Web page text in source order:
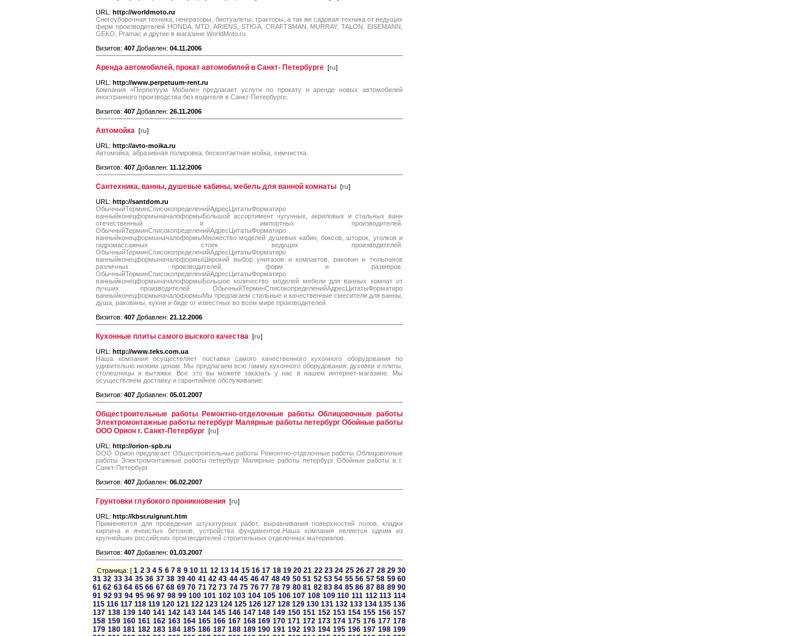
URL: http://worldmoto.ru
Снегоуборочная техника, генераторы, биотуалеты, тракторы, а так же садовая техника от ведущих
фирм производителей HONDA, MTD, ARIENS, STIGA, CRAFTSMAN, MURRAY, TALON, EISEMANN,
GEKO, Pramac и другие в магазине WorldMoto.ru
Визитов: 407 Добавлен: 04.11.2006
Аренда автомобилей, прокат автомобилей в Санкт- Петербурге [ru]
URL: http://www.perpetuum-rent.ru
Компания «Перпетуум Мобиле» предлагает услуги по прокату и аренде новых автомобилей
иностранного производства без водителя в Санкт-Петербурге.
Визитов: 407 Добавлен: 26.11.2006
Автомойка [ru]
URL: http://avto-moika.ru
Автомойка, абразивная полировка, бесконтактная мойка, химчистка.
Визитов: 407 Добавлен: 11.12.2006
Сантехника, ванны, душевые кабины, мебель для ванной комнаты [ru]
URL: http://santdom.ru
ОбычныйТерминСписокопределенийАдресЦитатыФорматиро
ванныйконецформыначалоформыБольшой ассортимент чугунных, акриловых и стальных ванн
отечественный и импортных производителей.
ОбычныйТерминСписокопределенийАдресЦитатыФорматиро
ванныйконецформыначалоформыМножество моделей душевых кабин, боксов, шторок, уголков и
гидромассажных стоек ведущих производителей.
ОбычныйТерминСписокопределенийАдресЦитатыФорматиро
ванныйконецформыначалоформыШирокий выбор унитазов и компактов, раковин и тюльпанов
различных производителей, форм и размеров.
ОбычныйТерминСписокопределенийАдресЦитатыФорматиро
ванныйконецформыначалоформыБольшое количество моделей мебели для ванных комнат от
лучших производителей. ОбычныйТерминСписокопределенийАдресЦитатыФорматиро
ванныйконецформыначалоформыМы предлагаем стильные и качественные смесители для ванны,
душа, раковины, кухни и биде от известных во всем мире производителей.
Визитов: 407 Добавлен: 21.12.2006
Кухонные плиты самого выского качества [ru]
URL: http://www.teks.com.ua
Наша компания осуществляет поставки самого качественного кухонного оборудования по
удивительно низким ценам. Мы предлагаем всю гамму кухонного оборудования: духовки и плиты,
столешницы и вытяжки. Все это вы можете заказать у нас в нашем интернет-магазине. Мы
осуществляем доставку и гарантийное обслуживание.
Визитов: 407 Добавлен: 05.01.2007
Общестроительные работы Ремонтно-отделочные работы Облицовочные работы
Электромонтажные работы петербург Малярные работы петербург Обойные работы
ООО Орион г. Санкт-Петербург [ru]
URL: http://orion-spb.ru
ООО Орион предлагает Общестроительные работы Ремонтно-отделочные работы Облицовочные
работы Электромонтажные работы петербург Малярные работы петербург Обойные работы в г.
Санкт-Петербург
Визитов: 407 Добавлен: 06.02.2007
Грунтовки глубокого проникновения [ru]
URL: http://kbsr.ru/grunt.htm
Применяется для проведения штукатурных работ, выравнивания поверхностей полов, кладки
кирпича и ячеистых бетонов, устройства фундаментов.Наша компания является одним из
крупнейших российских производителей строительных отделочных материалов.
Визитов: 407 Добавлен: 01.03.2007
Страница: [1 2 3 4 5 6 7 8 9 10 11 12 13 14 15 16 17 18 19 20 21 22 23 24 25 26 27 28 29 30
31 32 33 34 35 36 37 38 39 40 41 42 43 44 45 46 47 48 49 50 51 52 53 54 55 56 57 58 59 60
61 62 63 64 65 66 67 68 69 70 71 72 73 74 75 76 77 78 79 80 81 82 83 84 85 86 87 88 89 90
91 92 93 94 95 96 97 98 99 100 101 102 103 104 105 106 107 108 109 110 111 112 113 114
115 116 117 118 119 120 121 122 123 124 125 126 127 128 129 130 131 132 133 134 135 136
137 138 139 140 141 142 143 144 145 146 147 148 149 150 151 152 153 154 155 156 157
158 159 160 161 162 163 164 165 166 167 168 169 170 171 172 173 174 175 176 177 178
179 180 181 182 183 184 185 186 187 188 189 190 191 192 193 194 195 196 197 198 199